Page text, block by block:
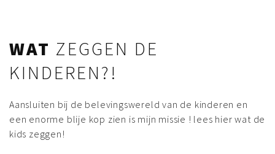
WAT ZEGGEN DE
KINDEREN?!
Aansluiten bij de belevingswereld van de kinderen en
een enorme blije kop zien is mijn missie ! lees hier wat de
kids zeggen!